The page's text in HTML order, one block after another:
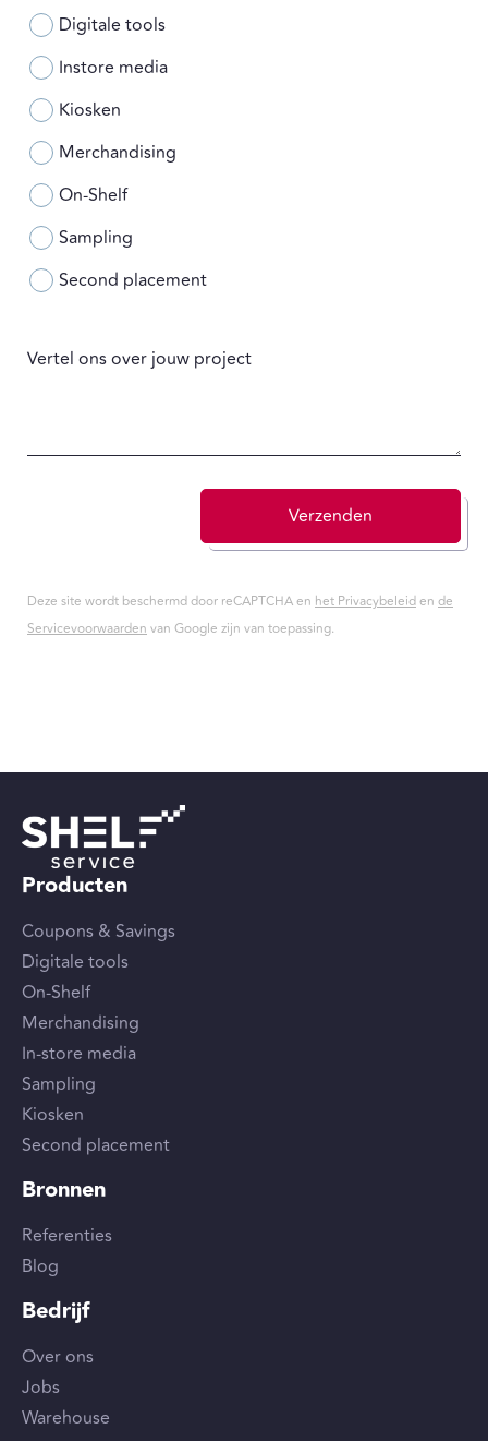
Digitale tools
Instore media
Kiosken
Merchandising
On-Shelf
Sampling
Second placement
Vertel ons over jouw project
Verzenden
Deze site wordt beschermd door reCAPTCHA en het Privacybeleiden de
Servicevoorwaardenvan Google zijn van toepassing.
Producten
Coupons & Savings
Digitale tools
On-Shelf
Merchandising
In-store media
Sampling
Kiosken
Second placement
Bronnen
Referenties
Blog
Bedrijf
Over ons
Jobs
Warehouse